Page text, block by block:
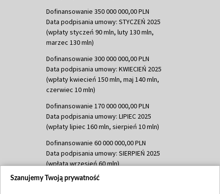
Dofinansowanie 350 000 000,00 PLN
Data podpisania umowy: STYCZEŃ 2025
(wpłaty styczeń 90 mln, luty 130 mln,
marzec 130 mln)
Dofinansowanie 300 000 000,00 PLN
Data podpisania umowy: KWIECIEŃ 2025
(wpłaty kwiecień 150 mln, maj 140 mln,
czerwiec 10 mln)
Dofinansowanie 170 000 000,00 PLN
Data podpisania umowy: LIPIEC 2025
(wpłaty lipiec 160 mln, sierpień 10 mln)
Dofinansowanie 60 000 000,00 PLN
Data podpisania umowy: SIERPIEŃ 2025
(wpłata wrzesień 60 mln)
Dofinansowanie 635 783 051,21 PLN
Szanujemy Twoją prywatność